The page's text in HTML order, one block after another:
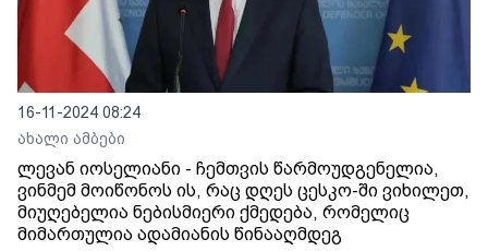
16-11-2024 08:24
ახალი ამბები
ლევან იოსელიანი - ჩემთვის წარმოუდგენელია,
ვინმემ მოიწონოს ის, რაც დღეს ცესკო-ში ვიხილეთ,
მიუღებელია ნებისმიერი ქმედება, რომელიც
მიმართულია ადამიანის წინააღმდეგ